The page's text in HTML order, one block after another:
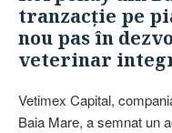
tranzacţie pe
nou pas în
veterinar
Vetimex Capital,
Baia Mare, a semnat un